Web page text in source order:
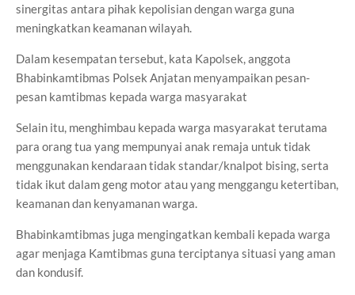
sinergitas antara pihak kepolisian dengan warga guna
meningkatkan keamanan wilayah.
Dalam kesempatan tersebut, kata Kapolsek, anggota
Bhabinkamtibmas Polsek Anjatan menyampaikan pesan-
pesan kamtibmas kepada warga masyarakat
Selain itu, menghimbau kepada warga masyarakat terutama
para orang tua yang mempunyai anak remaja untuk tidak
menggunakan kendaraan tidak standar/knalpot bising, serta
tidak ikut dalam geng motor atau yang menggangu ketertiban,
keamanan dan kenyamanan warga.
Bhabinkamtibmas juga mengingatkan kembali kepada warga
agar menjaga Kamtibmas guna terciptanya situasi yang aman
dan kondusif.